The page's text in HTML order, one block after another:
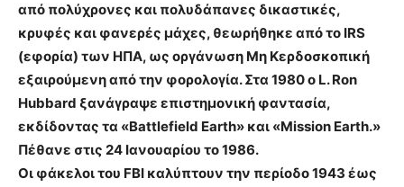
από πολύχρονες και πολυδάπανες δικαστικές,
κρυφές και φανερές μάχες, θεωρήθηκε από το IRS
(εφορία) των ΗΠΑ, ως οργάνωση Μη Κερδοσκοπική
εξαιρούμενη από την φορολογία. Στα 1980 ο L. Ron
Hubbard ξανάγραψε επιστημονική φαντασία,
εκδίδοντας τα «Battlefield Earth» και «Mission Earth.»
Πέθανε στις 24 Ιανουαρίου το 1986.
Οι φάκελοι του FBI καλύπτουν την περίοδο 1943 έως